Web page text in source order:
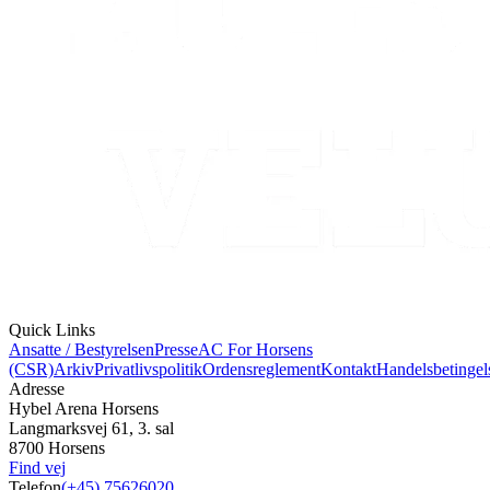
Quick Links
Ansatte / BestyrelsenPresseAC For Horsens
(CSR)ArkivPrivatlivspolitikOrdensreglementKontakt
Adresse
Hybel Arena Horsens
Langmarksvej 61, 3. sal
8700 Horsens
Find vej